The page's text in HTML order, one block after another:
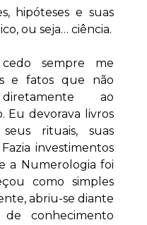
hipóteses e suas
ou seja… ciência.
sempre me
e fatos que não
ao
Eu devorava livros
rituais, suas
investimentos
a Numerologia foi
como simples
abriu-se diante
conhecimento